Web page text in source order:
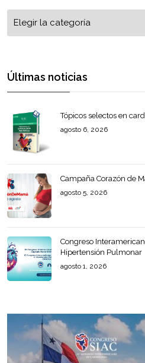
Últimas noticias
Tópicos selectos en
agosto 6, 2026
Campaña Corazón de
agosto 5, 2026
Congreso
Hipertensión Pulmonar
agosto 1, 2026